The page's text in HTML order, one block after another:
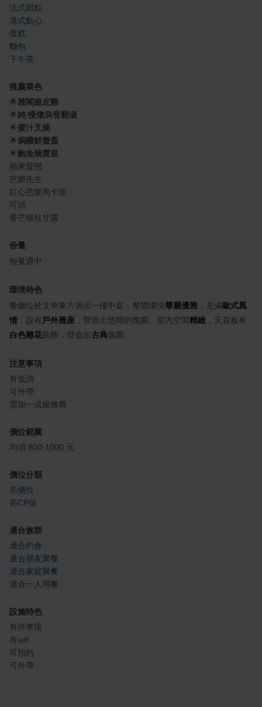
法式甜點
港式點心
蛋糕
麵包
下午茶
推薦菜色
🌟雅閣脆皮雞
🌟純‧慢燉烏骨雞湯
🌟蜜汁叉燒
🌟焗釀鮮蟹蓋
🌟鮑魚燒賣皇
蘋果愛戀
芭樂先生
紅心芭樂馬卡龍
可頌
香芒楊枝甘露
份量
份量適中
環境特色
餐廳位於文華東方酒店一樓中庭，整體環境華麗優雅 ，充滿歐式風
情 ，設有 戶外雅座 ，營造出悠閒的氛圍。室內空間精緻 ，天花板有
白色雕花裝飾，營造出古典氛圍。
注意事項
有低消
可外帶
需加一成服務費
價位範圍
均消 800-1000 元
價位分類
高價位
高CP值
適合族群
適合約會
適合朋友聚餐
適合家庭聚餐
適合一人用餐
設施特色
有停車場
有wifi
可預約
可外帶